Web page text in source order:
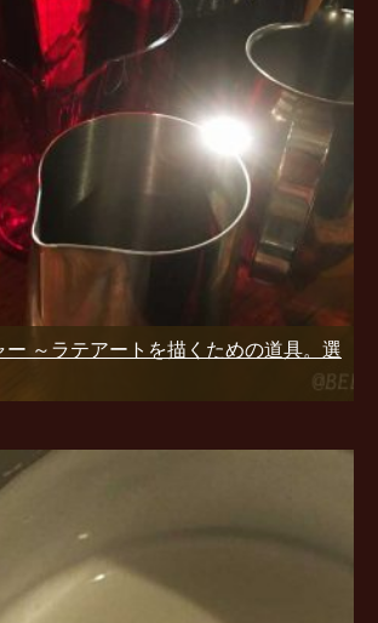
ー ～ラテアートを描くための道具。選